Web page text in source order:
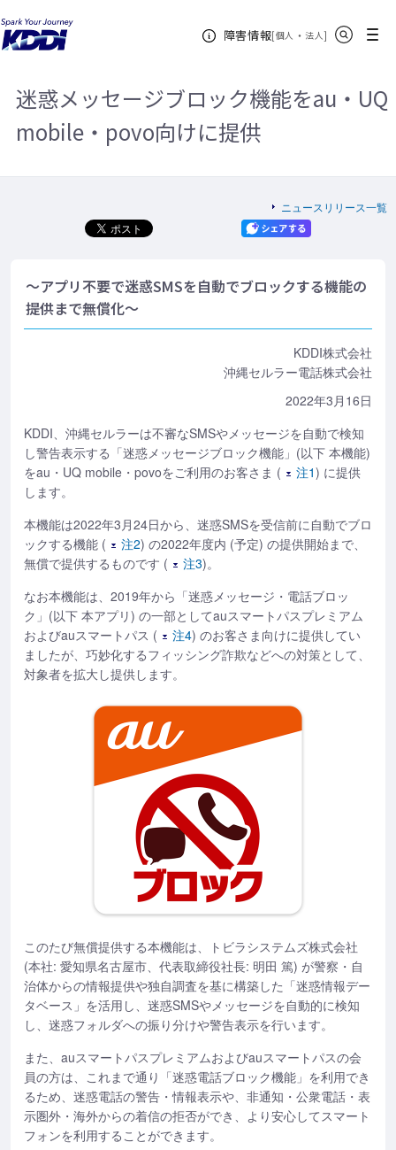
障害情報[個人 ・ 法人新規ウィンドウ
]
メニュー
KDDIホーム
メッセージブロック機能をau・UQ mobile・povo向けに提供
迷惑メッセージブロック機能をau・UQ
mobile・povo向けに提供
ニュースリリース一覧
～アプリ不要で迷惑SMSを自動でブロックする機能の
提供まで無償化～
KDDI株式会社
沖縄セルラー電話株式会社
2022年3月16日
KDDI、沖縄セルラーは不審なSMSやメッセージを自動で検知
し警告表示する「迷惑メッセージブロック機能」(以下 本機能)
をau・UQ mobile・povoをご利用のお客さま (
注1) に提供
します。
本機能は2022年3月24日から、迷惑SMSを受信前に自動でブロ
ックする機能 (
注2) の2022年度内 (予定) の提供開始まで、
無償で提供するものです (
注3)。
なお本機能は、2019年から「迷惑メッセージ・電話ブロッ
ク」(以下 本アプリ) の一部としてauスマートパスプレミアム
およびauスマートパス (
注4) のお客さま向けに提供してい
ましたが、巧妙化するフィッシング詐欺などへの対策として、
対象者を拡大し提供します。
このたび無償提供する本機能は、トビラシステムズ株式会社
(本社: 愛知県名古屋市、代表取締役社長: 明田 篤) が警察・自
治体からの情報提供や独自調査を基に構築した「迷惑情報デー
タベース」を活用し、迷惑SMSやメッセージを自動的に検知
し、迷惑フォルダへの振り分けや警告表示を行います。
また、auスマートパスプレミアムおよびauスマートパスの会
員の方は、これまで通り「迷惑電話ブロック機能」を利用でき
るため、迷惑電話の警告・情報表示や、非通知・公衆電話・表
示圏外・海外からの着信の拒否ができ、より安心してスマート
フォンを利用することができます。